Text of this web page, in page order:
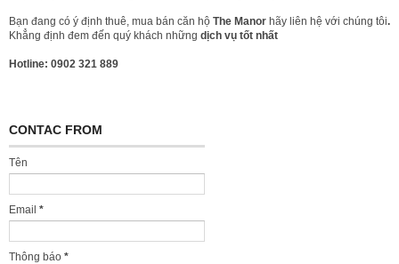
Bạn đang có ý định thuê, mua bán căn hộ The Manor hãy liên hệ với chúng tôi.
Khẳng định đem đến quý khách những dịch vụ tốt nhất
Hotline: 0902 321 889
CONTAC FROM
Tên
Email *
Thông báo *